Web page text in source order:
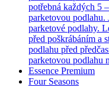
potřebná každých 5
parketovou podlahu.
parketové podlahy.
před poškrábáním a
podlahu před
parketovou podlahu
Essence Premium
Four Seasons